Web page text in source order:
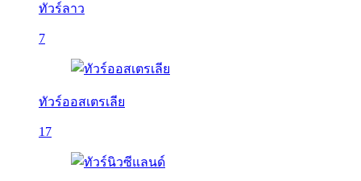
ทัวร์ลาว
7
ทัวร์ออสเตรเลีย
17